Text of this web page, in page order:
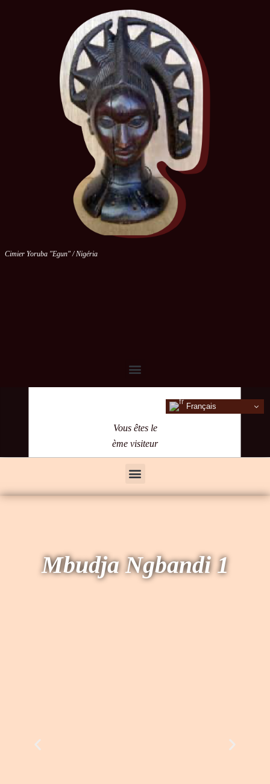
Cimier Yoruba "Egun" / Nigéria
Français
Vous êtes le
ème visiteur
Mbudja Ngbandi 1